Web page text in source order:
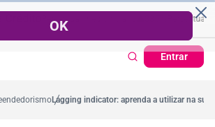
Entrar
de Crédito | Cadastro Positivo Ticket Médio
Lagging indicator: aprenda a utilizar na